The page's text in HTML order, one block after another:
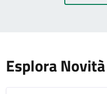
Esplora Novità